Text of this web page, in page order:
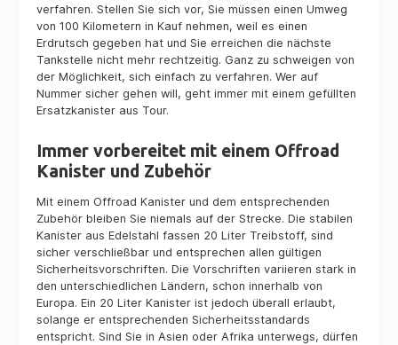
verfahren. Stellen Sie sich vor, Sie müssen einen Umweg
von 100 Kilometern in Kauf nehmen, weil es einen
Erdrutsch gegeben hat und Sie erreichen die nächste
Tankstelle nicht mehr rechtzeitig. Ganz zu schweigen von
der Möglichkeit, sich einfach zu verfahren. Wer auf
Nummer sicher gehen will, geht immer mit einem gefüllten
Ersatzkanister aus Tour.
Immer vorbereitet mit einem Offroad
Kanister und Zubehör
Mit einem Offroad Kanister und dem entsprechenden
Zubehör bleiben Sie niemals auf der Strecke. Die stabilen
Kanister aus Edelstahl fassen 20 Liter Treibstoff, sind
sicher verschließbar und entsprechen allen gültigen
Sicherheitsvorschriften. Die Vorschriften variieren stark in
den unterschiedlichen Ländern, schon innerhalb von
Europa. Ein 20 Liter Kanister ist jedoch überall erlaubt,
solange er entsprechenden Sicherheitsstandards
entspricht. Sind Sie in Asien oder Afrika unterwegs, dürfen